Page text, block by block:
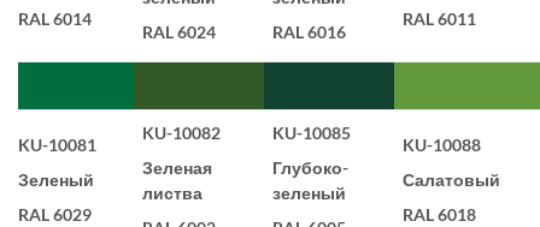
RAL 6014
RAL 6024
RAL 6016
RAL 6011
KU-10081
Зеленый
RAL 6029
KU-10082
Зеленая
листва
KU-10085
Глубоко-
зеленый
KU-10088
Салатовый
RAL 6018